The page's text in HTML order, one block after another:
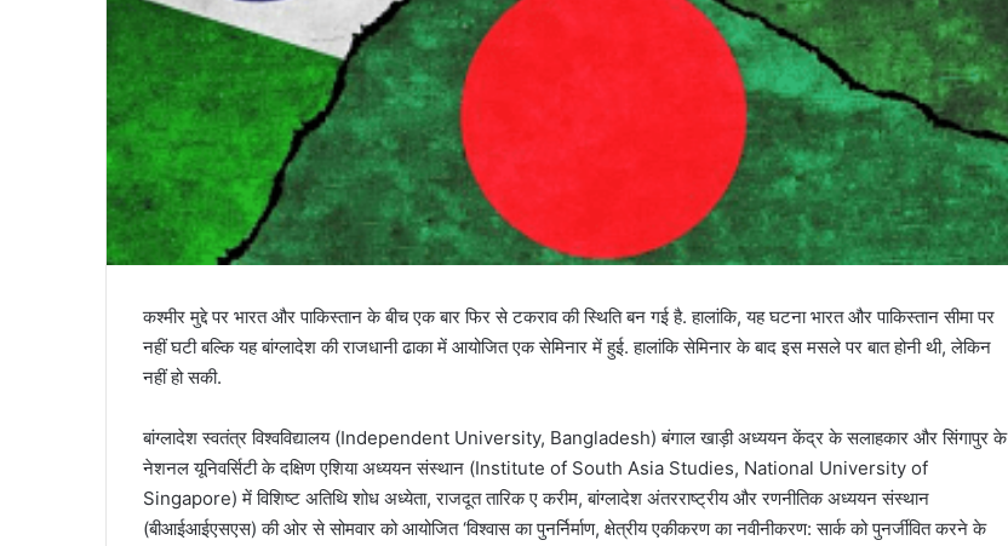
कश्मीर मुद्दे पर भारत और पाकिस्तान के बीच एक बार फिर से टकराव की स्थिति बन गई है. हालांकि, यह घटना भारत और पाकिस्तान सीमा पर
नहीं घटी बल्कि यह बांग्लादेश की राजधानी ढाका में आयोजित एक सेमिनार में हुई. हालांकि सेमिनार के बाद इस मसले पर बात होनी थी, लेकिन
नहीं हो सकी.
बांग्लादेश स्वतंत्र विश्वविद्यालय (Independent University, Bangladesh) बंगाल खाड़ी अध्ययन केंद्र के सलाहकार और सिंगापुर के
नेशनल यूनिवर्सिटी के दक्षिण एशिया अध्ययन संस्थान (Institute of South Asia Studies, National University of
Singapore) में विशिष्ट अतिथि शोध अध्येता, राजदूत तारिक ए करीम, बांग्लादेश अंतरराष्ट्रीय और रणनीतिक अध्ययन संस्थान
(बीआईआईएसएस) की ओर से सोमवार को आयोजित ‘विश्वास का पुनर्निर्माण, क्षेत्रीय एकीकरण का नवीनीकरण: सार्क को पुनर्जीवित करने के